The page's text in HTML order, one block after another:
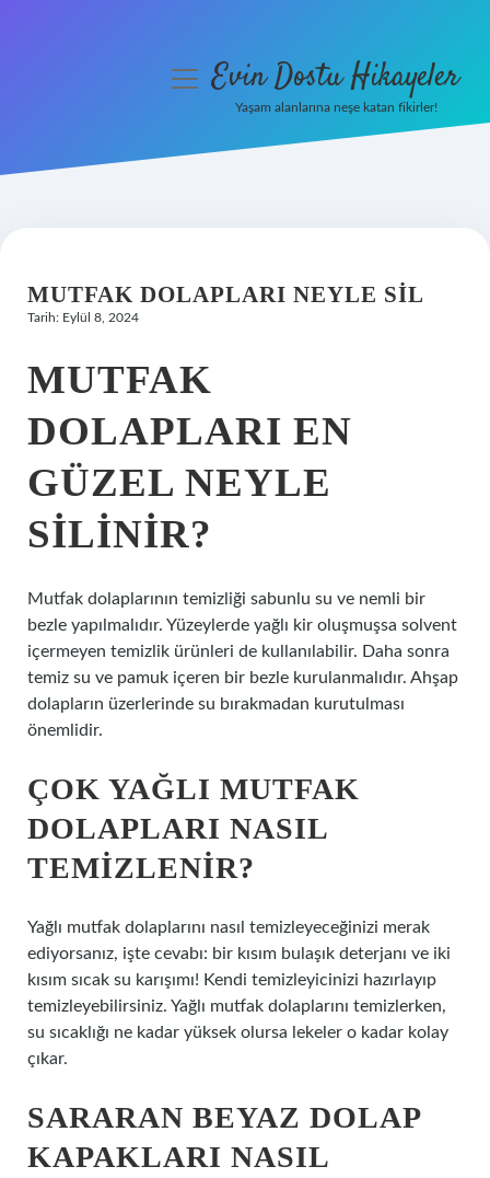
Hakkımızda
menüyüEvin Dostu Hikayeler
Yaşam alanlarına neşe katan fikirler!
MUTFAK DOLAPLARI NEYLE SIL
Tarih: Eylül 8, 2024
MUTFAK
DOLAPLARI EN
GÜZEL NEYLE
SILINIR?
Mutfak dolaplarının temizliği sabunlu su ve nemli bir
bezle yapılmalıdır. Yüzeylerde yağlı kir oluşmuşsa solvent
içermeyen temizlik ürünleri de kullanılabilir. Daha sonra
temiz su ve pamuk içeren bir bezle kurulanmalıdır. Ahşap
dolapların üzerlerinde su bırakmadan kurutulması
önemlidir.
ÇOK YAĞLI MUTFAK
DOLAPLARI NASIL
TEMIZLENIR?
Yağlı mutfak dolaplarını nasıl temizleyeceğinizi merak
ediyorsanız, işte cevabı: bir kısım bulaşık deterjanı ve iki
kısım sıcak su karışımı! Kendi temizleyicinizi hazırlayıp
temizleyebilirsiniz. Yağlı mutfak dolaplarını temizlerken,
su sıcaklığı ne kadar yüksek olursa lekeler o kadar kolay
çıkar.
SARARAN BEYAZ DOLAP
KAPAKLARI NASIL